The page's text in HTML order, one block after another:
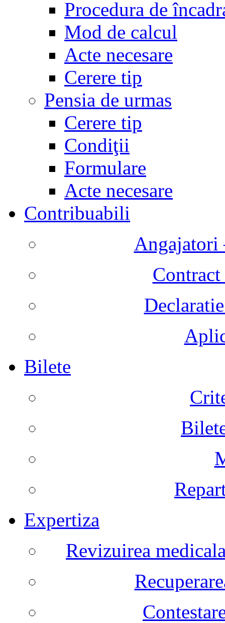
Procedura de
Mod de calcul
Acte necesare
Cerere tip
Pensia de urmas
Cerere tip
Condiţii
Formulare
Acte necesare
Contribuabili
Angajatori
Contract
Bilete
Expertiza
Revizuirea